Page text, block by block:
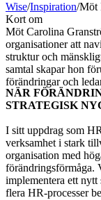
Wise/Inspiration/Möt
Kort om
Möt Carolina
organisationer att
struktur och
samtal skapar hon
förändringar och
NÄR
STRATEGISK
I sitt uppdrag som
verksamhet i stark
organisation med
förändringsförmåga.
implementera ett
flera HR-processer